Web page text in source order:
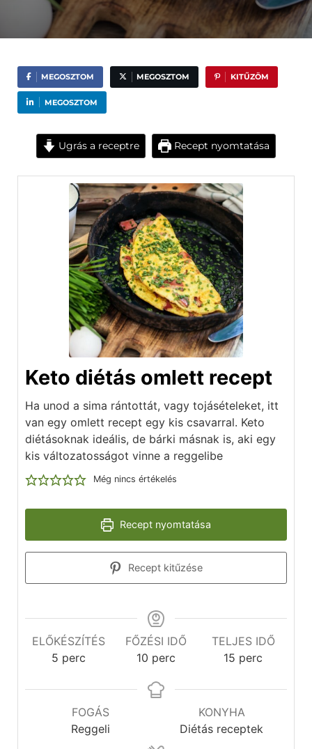
MEGOSZTOM MEGOSZTOM KITŰZÖM
MEGOSZTOM
Ugrás a receptre Recept nyomtatása
Keto diétás omlett recept
Ha unod a sima rántottát, vagy tojásételeket, itt
van egy omlett recept egy kis csavarral. Keto
diétásoknak ideális, de bárki másnak is, aki egy
kis változatosságot vinne a reggelibe
Még nincs értékelés
Recept nyomtatása
Recept kitűzése
ELŐKÉSZÍTÉS
5 perc
FŐZÉSI IDŐ
10 perc
TELJES IDŐ
15 perc
FOGÁS
Reggeli
KONYHA
Diétás receptek